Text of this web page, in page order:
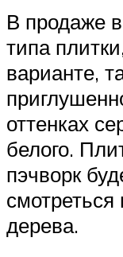
В продаже
типа
варианте,
оттенках
белого.
пэчворк
дерева.